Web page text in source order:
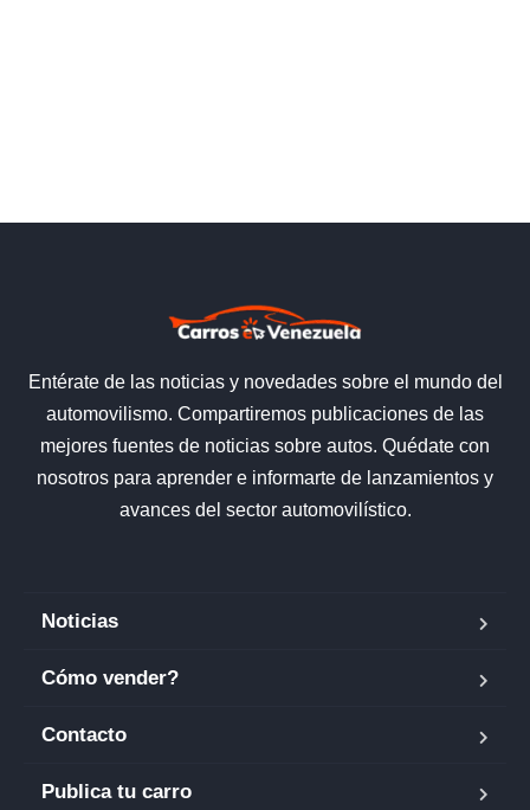
Entérate de las noticias y novedades sobre el mundo del
automovilismo. Compartiremos publicaciones de las
mejores fuentes de noticias sobre autos. Quédate con
nosotros para aprender e informarte de lanzamientos y
avances del sector automovilístico.
Noticias
Cómo vender?
Contacto
Publica tu carro